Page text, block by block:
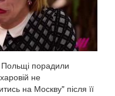
Польщі порадили
не
на Москву" після її